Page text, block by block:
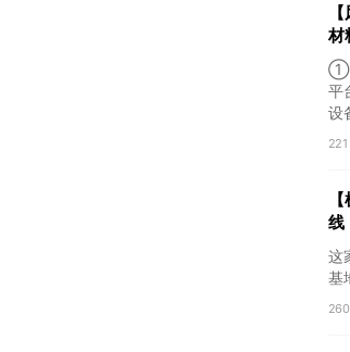
材
配
平
设
线
这
基